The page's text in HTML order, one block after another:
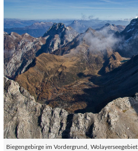
Biegengebirge im Vordergrund, Wolayerseegebiet